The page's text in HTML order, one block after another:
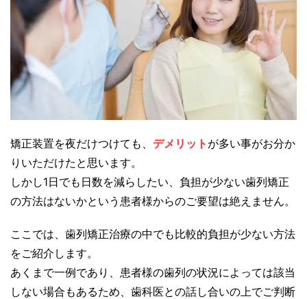
矯正装置を夜だけつけても、 デメリット が多い事がお分か
りいただけたと思います。
しかし1日でも日数を減らしたい、負担が少ない歯列矯正
の方法はないかという患者様からのご要望は絶えません。
ここでは、歯列矯正治療の中でも比較的負担が少ない方法
をご紹介します。
あくまで一例であり、患者様の歯列の状況によっては該当
しない場合もあるため、歯科医との話し合いの上でご判断